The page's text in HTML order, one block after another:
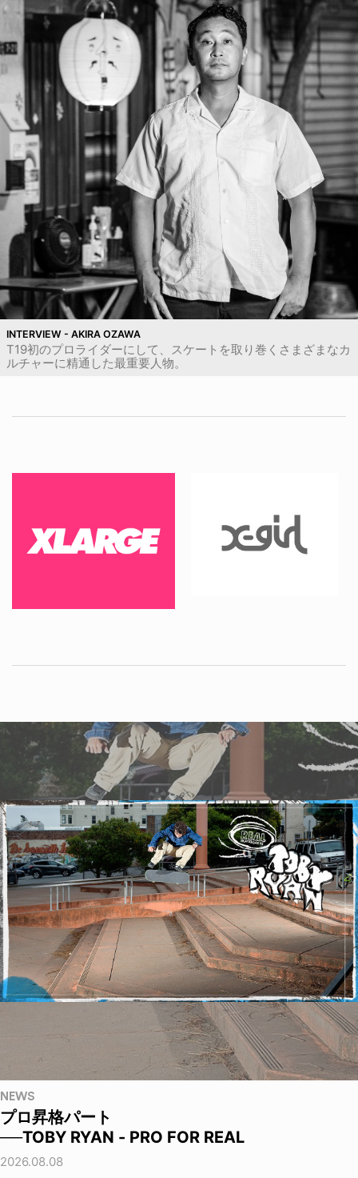
INTERVIEW - AKIRA OZAWA
T19初のプロライダーにして、スケートを取り巻くさまざまなカ
ルチャーに精通した最重要人物。
NEWS
プロ昇格パート
──TOBY RYAN - PRO FOR REAL
2026.08.08